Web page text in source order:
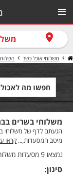
משלוחי אוכל כשר
משלוחי בשרים
הגעתם לדף של משלוחי
מיטב המסעדות,... קראו
נמצאו 9 מסעדות משלוחים כשרות של בשרים בבת ים
סינון: